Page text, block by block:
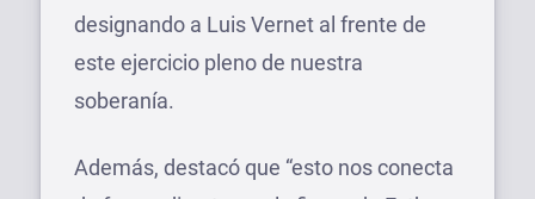
designando a Luis Vernet al frente de
este ejercicio pleno de nuestra
soberanía.
Además, destacó que “esto nos conecta